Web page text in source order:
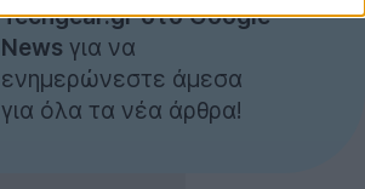
Techgear.gr στο Google
News για να
ενημερώνεστε άμεσα
για όλα τα νέα άρθρα!